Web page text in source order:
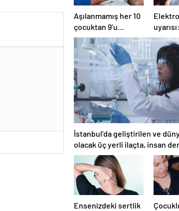
Aşılanmamış her 10
çocuktan 9’u
kızamığa
yakalanıyor
İstanbul’da geliştirilen ve
olacak üç yerli ilaçta, insan
başlıyor
Ensenizdeki sertlik